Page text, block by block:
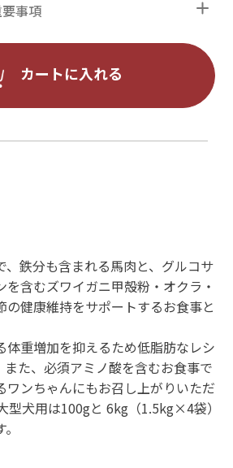
事項
カートに入れる
、鉄分も含まれる馬肉と、グルコサ
を含むズワイガニ甲殻粉・オクラ・
の健康維持をサポートするお食事と
体重増加を抑えるため低脂肪なレシ
また、必須アミノ酸を含むお食事で
ワンちゃんにもお召し上がりいただ
型犬用は100gと 6kg（1.5kg×4袋）